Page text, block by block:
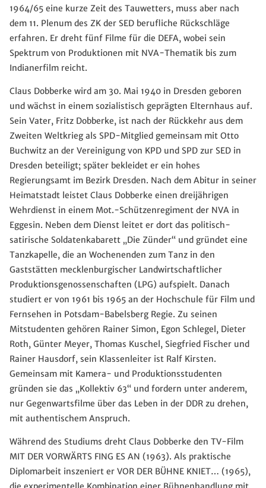
1964/65 eine kurze Zeit des Tauwetters, muss aber nach
dem 11. Plenum des ZK der SED berufliche Rückschläge
erfahren. Er dreht fünf Filme für die DEFA, wobei sein
Spektrum von Produktionen mit NVA-Thematik bis zum
Indianerfilm reicht.
Claus Dobberke wird am 30. Mai 1940 in Dresden geboren
und wächst in einem sozialistisch geprägten Elternhaus auf.
Sein Vater, Fritz Dobberke, ist nach der Rückkehr aus dem
Zweiten Weltkrieg als SPD-Mitglied gemeinsam mit Otto
Buchwitz an der Vereinigung von KPD und SPD zur SED in
Dresden beteiligt; später bekleidet er ein hohes
Regierungsamt im Bezirk Dresden. Nach dem Abitur in seiner
Heimatstadt leistet Claus Dobberke einen dreijährigen
Wehrdienst in einem Mot.-Schützenregiment der NVA in
Eggesin. Neben dem Dienst leitet er dort das politisch-
satirische Soldatenkabarett „Die Zünder“ und gründet eine
Tanzkapelle, die an Wochenenden zum Tanz in den
Gaststätten mecklenburgischer Landwirtschaftlicher
Produktionsgenossenschaften (LPG) aufspielt. Danach
studiert er von 1961 bis 1965 an der Hochschule für Film und
Fernsehen in Potsdam-Babelsberg Regie. Zu seinen
Mitstudenten gehören Rainer Simon, Egon Schlegel, Dieter
Roth, Günter Meyer, Thomas Kuschel, Siegfried Fischer und
Rainer Hausdorf, sein Klassenleiter ist Ralf Kirsten.
Gemeinsam mit Kamera- und Produktionsstudenten
gründen sie das „Kollektiv 63“ und fordern unter anderem,
nur Gegenwartsfilme über das Leben in der DDR zu drehen,
mit authentischem Anspruch.
Während des Studiums dreht Claus Dobberke den TV-Film
MIT DER VORWÄRTS FING ES AN (1963). Als praktische
Diplomarbeit inszeniert er VOR DER BÜHNE KNIET… (1965),